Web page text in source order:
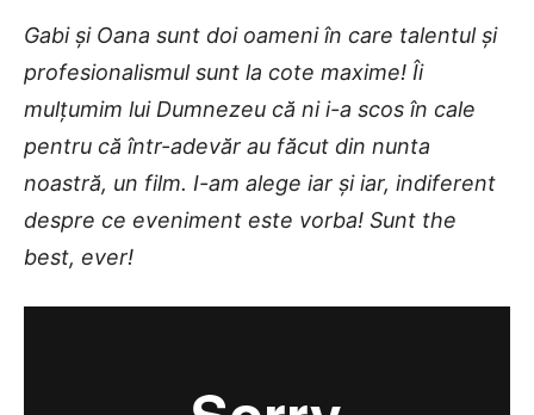
Gabi și Oana sunt doi oameni în care talentul și
profesionalismul sunt la cote maxime! Îi
mulțumim lui Dumnezeu că ni i-a scos în cale
pentru că într-adevăr au făcut din nunta
noastră, un film. I-am alege iar și iar, indiferent
despre ce eveniment este vorba! Sunt the
best, ever!